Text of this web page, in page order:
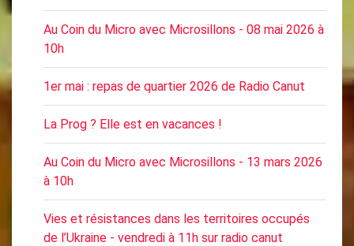
Au Coin du Micro avec Microsillons - 08 mai 2026 à
10h
1er mai : repas de quartier 2026 de Radio Canut
La Prog ? Elle est en vacances !
Au Coin du Micro avec Microsillons - 13 mars 2026
à 10h
Vies et résistances dans les territoires occupés
de l’Ukraine - vendredi à 11h sur radio canut